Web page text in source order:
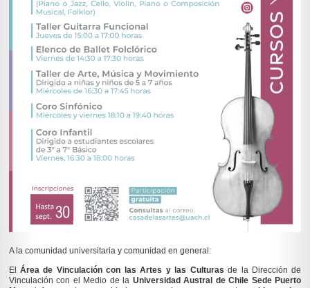
A la comunidad universitaria y comunidad en general:
ElÁrea de Vinculación con las Artes y las Culturasde la Dirección de
Vinculación con el Medio de la Universidad Austral de Chile Sede Puerto